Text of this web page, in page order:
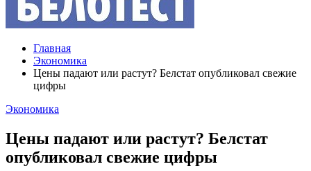
Главная
Экономика
Цены падают или растут? Белстат опубликовал свежие
цифры
Экономика
Цены падают или растут? Белстат
опубликовал свежие цифры